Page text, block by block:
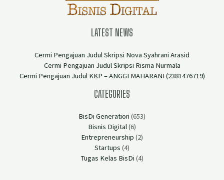
LATEST NEWS
Cermi Pengajuan Judul Skripsi Nova Syahrani Arasid
Cermi Pengajuan Judul Skripsi Risma Nurmala
Cermi Pengajuan Judul KKP – ANGGI MAHARANI (2381476719)
CATEGORIES
BisDi Generation (653)
Bisnis Digital(6)
Entrepreneurship (2)
Startups (4)
Tugas Kelas BisDi (4)